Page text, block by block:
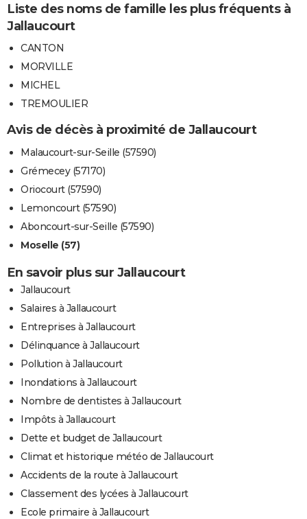
Liste des noms de famille les plus fréquents à
Jallaucourt
CANTON
MORVILLE
MICHEL
TREMOULIER
Avis de décès à proximité de Jallaucourt
Malaucourt-sur-Seille (57590)
Grémecey (57170)
Oriocourt (57590)
Lemoncourt (57590)
Aboncourt-sur-Seille (57590)
Moselle (57)
En savoir plus sur Jallaucourt
Jallaucourt
Salaires à Jallaucourt
Entreprises à Jallaucourt
Délinquance à Jallaucourt
Pollution à Jallaucourt
Inondations à Jallaucourt
Nombre de dentistes à Jallaucourt
Impôts à Jallaucourt
Dette et budget de Jallaucourt
Climat et historique météo de Jallaucourt
Accidents de la route à Jallaucourt
Classement des lycées à Jallaucourt
Ecole primaire à Jallaucourt